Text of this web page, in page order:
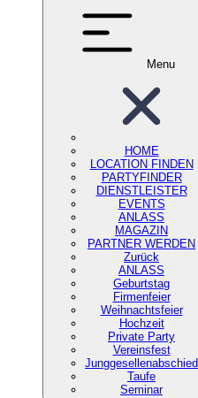
Menu
HOME
LOCATION FINDEN
PARTYFINDER
DIENSTLEISTER
EVENTS
ANLASS
MAGAZIN
PARTNER WERDEN
Zurück
ANLASS
Geburtstag
Firmenfeier
Weihnachtsfeier
Hochzeit
Private Party
Vereinsfest
Junggesellenabschied
Taufe
Seminar